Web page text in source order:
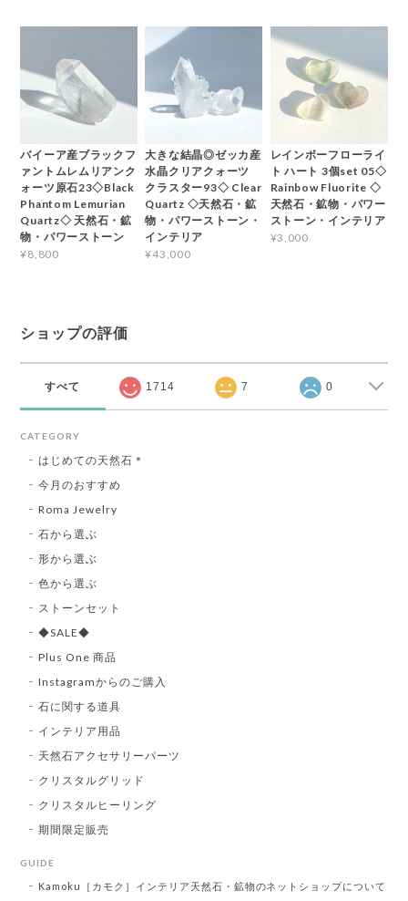
バイーア産ブラックフ
ァントムレムリアンク
ォーツ原石23◇Black
Phantom Lemurian
Quartz◇ 天然石・鉱
物・パワーストーン
¥8,800
大きな結晶◎ゼッカ産
水晶クリアクォーツ
クラスター93◇ Clear
Quartz ◇天然石・鉱
物・パワーストーン・
インテリア
¥43,000
レインボーフローライ
ト ハート 3個set 05◇
Rainbow Fluorite ◇
天然石・鉱物・パワー
ストーン・インテリア
¥3,000
ショップの評価
すべて 1714 7 0
CATEGORY
はじめての天然石＊
今月のおすすめ
Roma Jewelry
石から選ぶ
形から選ぶ
色から選ぶ
ストーンセット
◆SALE◆
Plus One 商品
Instagramからのご購入
石に関する道具
インテリア用品
天然石アクセサリーパーツ
クリスタルグリッド
クリスタルヒーリング
期間限定販売
GUIDE
Kamoku［カモク］インテリア天然石・鉱物のネットショップについて